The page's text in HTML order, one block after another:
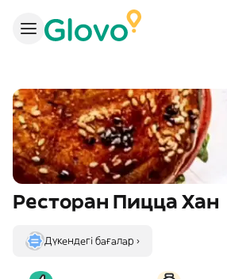
Ресторан Пицца Хан
Дүкендегі бағалар ›